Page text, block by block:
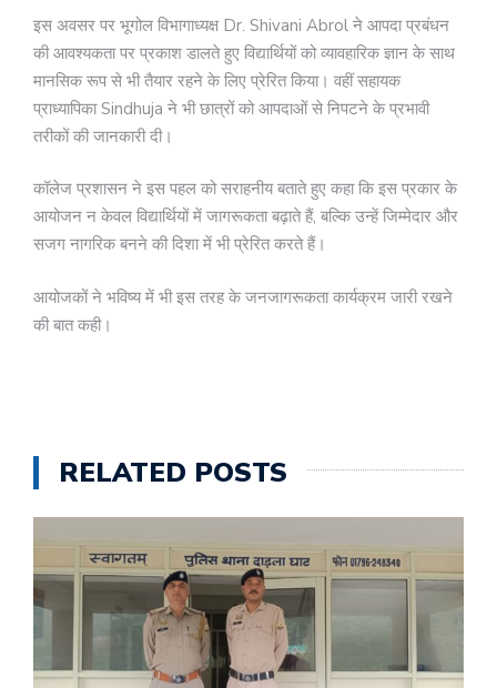
इस अवसर पर भूगोल विभागाध्यक्ष Dr. Shivani Abrol ने आपदा प्रबंधन
की आवश्यकता पर प्रकाश डालते हुए विद्यार्थियों को व्यावहारिक ज्ञान के साथ
मानसिक रूप से भी तैयार रहने के लिए प्रेरित किया। वहीं सहायक
प्राध्यापिका Sindhuja ने भी छात्रों को आपदाओं से निपटने के प्रभावी
तरीकों की जानकारी दी।
कॉलेज प्रशासन ने इस पहल को सराहनीय बताते हुए कहा कि इस प्रकार के
आयोजन न केवल विद्यार्थियों में जागरूकता बढ़ाते हैं, बल्कि उन्हें जिम्मेदार और
सजग नागरिक बनने की दिशा में भी प्रेरित करते हैं।
आयोजकों ने भविष्य में भी इस तरह के जनजागरूकता कार्यक्रम जारी रखने
की बात कही।
RELATED POSTS